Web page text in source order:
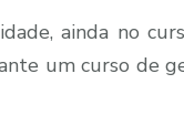
ainda no
um curso de